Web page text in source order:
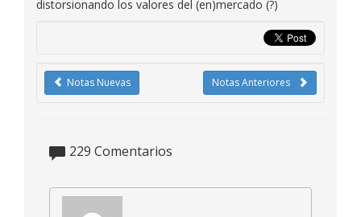
distorsionando los valores del (en)mercado (?)
Notas Anteriores
Notas Nuevas
229 Comentarios